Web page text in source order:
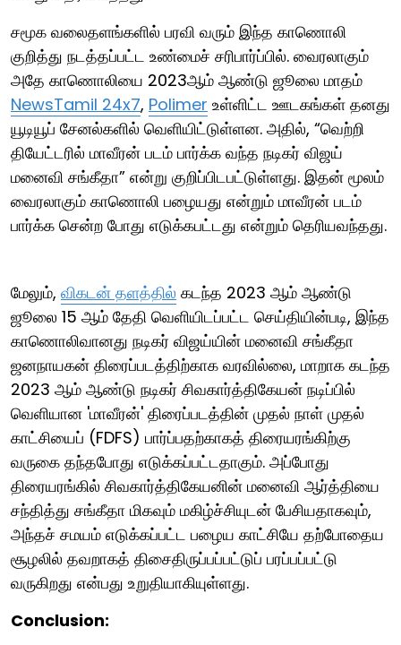
சமூக வலைதளங்களில் பரவி வரும் இந்த காணொலி
குறித்து நடத்தப்பட்ட உண்மைச் சரிபார்ப்பில். வைரலாகும்
அதே காணொலியை 2023ஆம் ஆண்டு ஜூலை மாதம்
NewsTamil 24x7, Polimer உள்ளிட்ட ஊடகங்கள் தனது
யூடியூப் சேனல்களில் வெளியிட்டுள்ளன. அதில், “வெற்றி
தியேட்டரில் மாவீரன் படம் பார்க்க வந்த நடிகர் விஜய்
மனைவி சங்கீதா” என்று குறிப்பிடபட்டுள்ளது. இதன் மூலம்
வைரலாகும் காணொலி பழையது என்றும் மாவீரன் படம்
பார்க்க சென்ற போது எடுக்கபட்டது என்றும் தெரியவந்தது.
மேலும், விகடன் தளத்தில் கடந்த 2023 ஆம் ஆண்டு
ஜூலை 15 ஆம் தேதி வெளியிடப்பட்ட செய்தியின்படி, இந்த
காணொலிவானது நடிகர் விஜய்யின் மனைவி சங்கீதா
ஜனநாயகன் திரைப்படத்திற்காக வரவில்லை, மாறாக கடந்த
2023 ஆம் ஆண்டு நடிகர் சிவகார்த்திகேயன் நடிப்பில்
வெளியான 'மாவீரன்' திரைப்படத்தின் முதல் நாள் முதல்
காட்சியைப் (FDFS) பார்ப்பதற்காகத் திரையரங்கிற்கு
வருகை தந்தபோது எடுக்கப்பட்டதாகும். அப்போது
திரையரங்கில் சிவகார்த்திகேயனின் மனைவி ஆர்த்தியை
சந்தித்து சங்கீதா மிகவும் மகிழ்ச்சியுடன் பேசியதாகவும்,
அந்தச் சமயம் எடுக்கப்பட்ட பழைய காட்சியே தற்போதைய
சூழலில் தவறாகத் திசைதிருப்பப்பட்டுப் பரப்பப்பட்டு
வருகிறது என்பது உறுதியாகியுள்ளது.
Conclusion: